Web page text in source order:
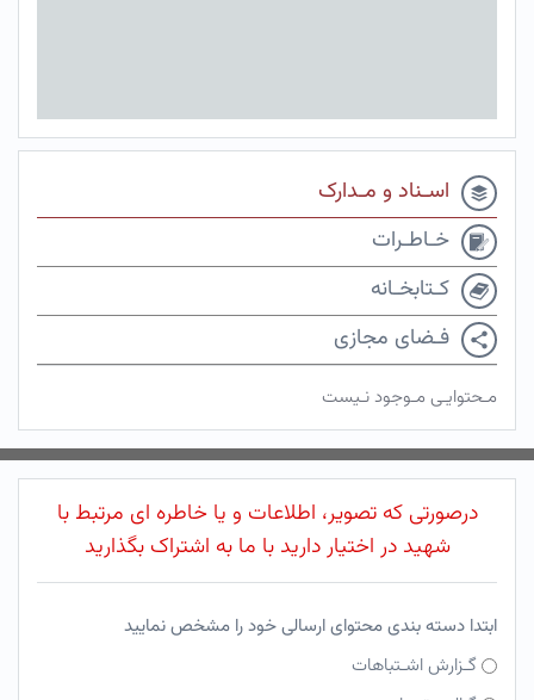
اسـناد و مـدارک
خـاطـرات
کـتابخـانه
فـضای مجازی
مـحتوایـی مـوجود نـیست
درصورتی که تصویر، اطلاعات و یا خاطره ای مرتبط با
شهید در اختیار دارید با ما به اشتراک بگذارید
ابتدا دسته بندی محتوای ارسالی خود را مشخص نمایید
گـزارش اشـتباهات